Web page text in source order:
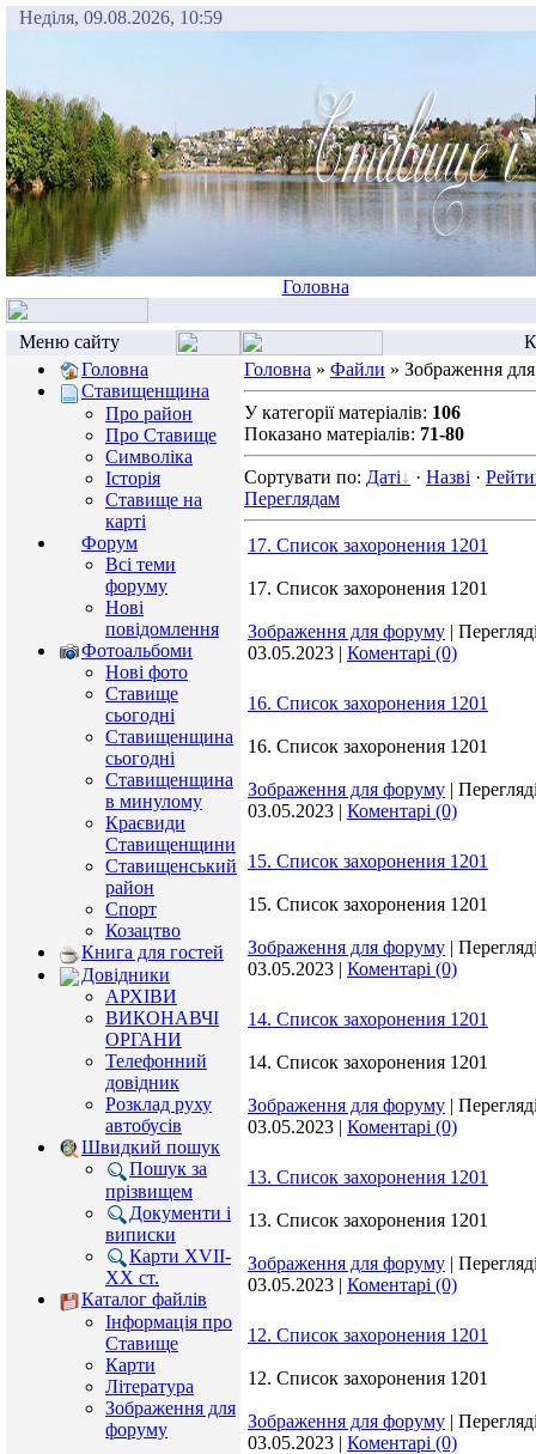
Неділя, 09.08.2026, 10:59
Головна
Меню сайту
Головна
Ставищенщина
Про район
Про Ставище
Символіка
Історія
Ставище на
карті
Форум
Всі теми
форуму
Нові
повідомлення
Фотоальбоми
Нові фото
Ставище
сьогодні
Ставищенщина
сьогодні
Ставищенщина
в минулому
Краєвиди
Ставищенщини
Ставищенський
район
Спорт
Козацтво
Книга для гостей
Довідники
АРХІВИ
ВИКОНАВЧІ
ОРГАНИ
Телефонний
довідник
Розклад руху
автобусів
Швидкий пошук
Пошук за
прізвищем
Документи і
виписки
Карти XVII-
XX ст.
Каталог файлів
Інформація про
Ставище
Карти
Література
Зображення для
форуму
Головна » Файли » Зображення
У категорії матеріалів: 106
Показано матеріалів: 71-80
Сортувати по: Даті · Назві ·
Переглядам
17. Список захоронения 1201
17. Список захоронения 1201
Зображення для форуму |
03.05.2023 | Коментарі (0)
16. Список захоронения 1201
16. Список захоронения 1201
Зображення для форуму |
03.05.2023 | Коментарі (0)
15. Список захоронения 1201
15. Список захоронения 1201
Зображення для форуму |
03.05.2023 | Коментарі (0)
14. Список захоронения 1201
14. Список захоронения 1201
Зображення для форуму |
03.05.2023 | Коментарі (0)
13. Список захоронения 1201
13. Список захоронения 1201
Зображення для форуму |
03.05.2023 | Коментарі (0)
12. Список захоронения 1201
12. Список захоронения 1201
Зображення для форуму |
03.05.2023 | Коментарі (0)